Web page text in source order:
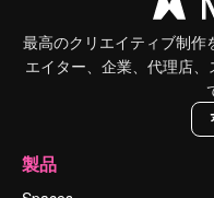
最高のクリエイティブ制作
エイター、企業、代理店
製品